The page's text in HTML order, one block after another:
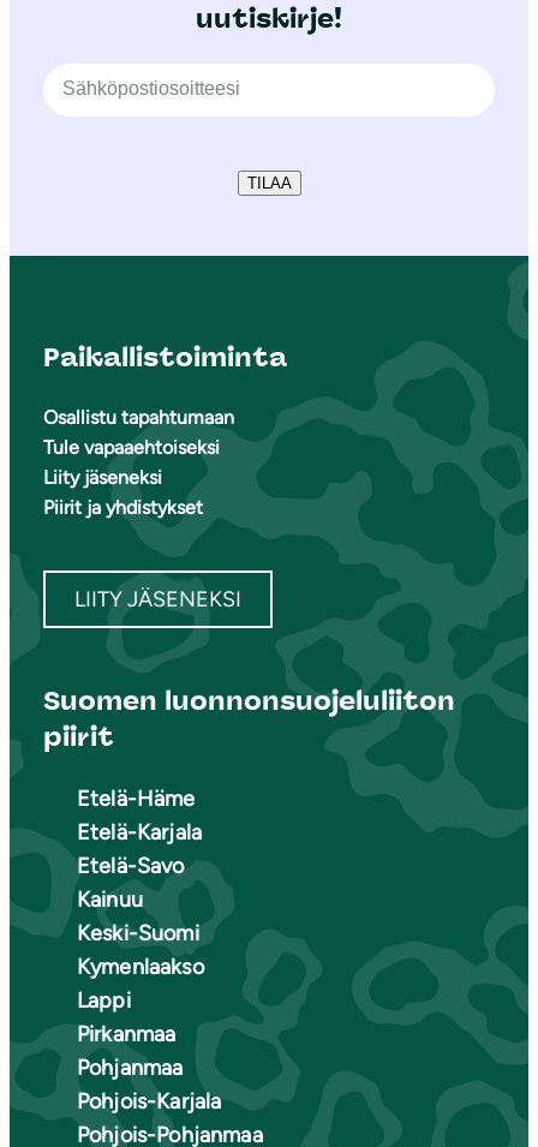
uutiskirje!
TILAA
Paikallistoiminta
Osallistu tapahtumaan
Tule vapaaehtoiseksi
Liity jäseneksi
Piirit ja yhdistykset
LIITY JÄSENEKSI
Suomen luonnonsuojeluliiton
piirit
Etelä-Häme
Etelä-Karjala
Etelä-Savo
Kainuu
Keski-Suomi
Kymenlaakso
Lappi
Pirkanmaa
Pohjanmaa
Pohjois-Karjala
Pohjois-Pohjanmaa